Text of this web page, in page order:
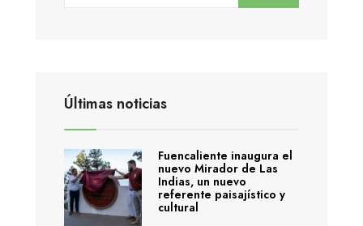
Últimas noticias
Fuencaliente inaugura el
nuevo Mirador de Las
Indias, un nuevo
referente paisajístico y
cultural